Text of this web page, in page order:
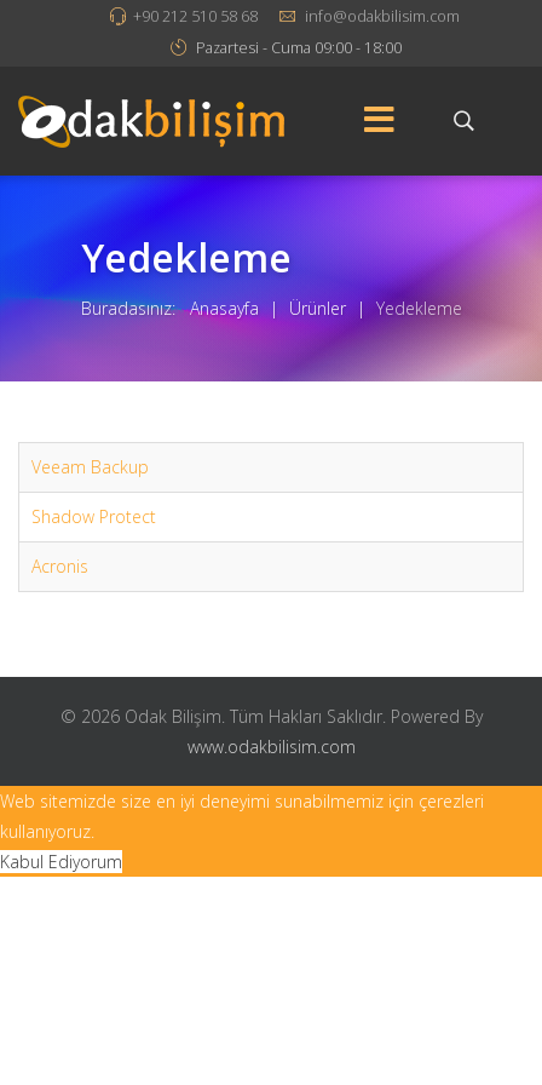
+90 212 510 58 68
info@odakbilisim.com
Pazartesi - Cuma 09:00 - 18:00
Yedekleme
Buradasınız: Anasayfa | Ürünler | Yedekleme
Veeam Backup
Shadow Protect
Acronis
© 2026 Odak Bilişim. Tüm Hakları Saklıdır. Powered By
www.odakbilisim.com
Web sitemizde size en iyi deneyimi sunabilmemiz için çerezleri
kullanıyoruz.
Kabul Ediyorum